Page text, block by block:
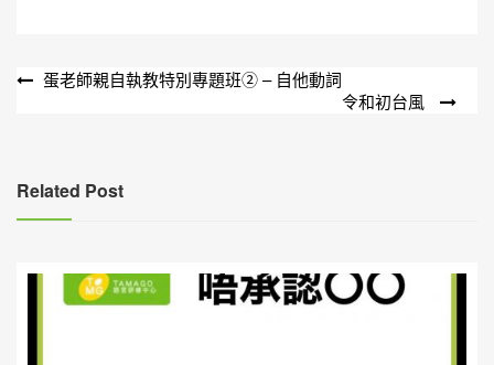
文
覽
蛋老師親自執教特別專題班② – 自他動詞
令和初台風
Related Post